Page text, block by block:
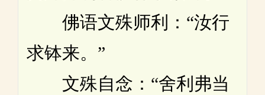
佛语文殊师利：“汝行
求钵来。”
文殊自念：“舍利弗当